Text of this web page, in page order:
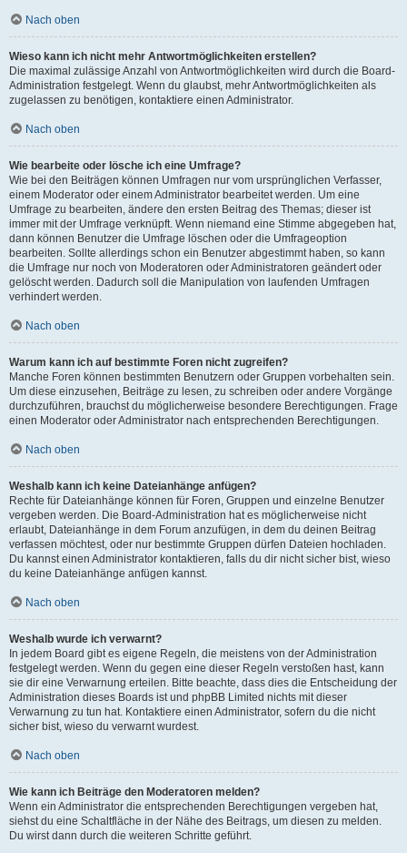
Nach oben
Wieso kann ich nicht mehr Antwortmöglichkeiten erstellen?
Die maximal zulässige Anzahl von Antwortmöglichkeiten wird durch die Board-
Administration festgelegt. Wenn du glaubst, mehr Antwortmöglichkeiten als
zugelassen zu benötigen, kontaktiere einen Administrator.
Nach oben
Wie bearbeite oder lösche ich eine Umfrage?
Wie bei den Beiträgen können Umfragen nur vom ursprünglichen Verfasser,
einem Moderator oder einem Administrator bearbeitet werden. Um eine
Umfrage zu bearbeiten, ändere den ersten Beitrag des Themas; dieser ist
immer mit der Umfrage verknüpft. Wenn niemand eine Stimme abgegeben hat,
dann können Benutzer die Umfrage löschen oder die Umfrageoption
bearbeiten. Sollte allerdings schon ein Benutzer abgestimmt haben, so kann
die Umfrage nur noch von Moderatoren oder Administratoren geändert oder
gelöscht werden. Dadurch soll die Manipulation von laufenden Umfragen
verhindert werden.
Nach oben
Warum kann ich auf bestimmte Foren nicht zugreifen?
Manche Foren können bestimmten Benutzern oder Gruppen vorbehalten sein.
Um diese einzusehen, Beiträge zu lesen, zu schreiben oder andere Vorgänge
durchzuführen, brauchst du möglicherweise besondere Berechtigungen. Frage
einen Moderator oder Administrator nach entsprechenden Berechtigungen.
Nach oben
Weshalb kann ich keine Dateianhänge anfügen?
Rechte für Dateianhänge können für Foren, Gruppen und einzelne Benutzer
vergeben werden. Die Board-Administration hat es möglicherweise nicht
erlaubt, Dateianhänge in dem Forum anzufügen, in dem du deinen Beitrag
verfassen möchtest, oder nur bestimmte Gruppen dürfen Dateien hochladen.
Du kannst einen Administrator kontaktieren, falls du dir nicht sicher bist, wieso
du keine Dateianhänge anfügen kannst.
Nach oben
Weshalb wurde ich verwarnt?
In jedem Board gibt es eigene Regeln, die meistens von der Administration
festgelegt werden. Wenn du gegen eine dieser Regeln verstoßen hast, kann
sie dir eine Verwarnung erteilen. Bitte beachte, dass dies die Entscheidung der
Administration dieses Boards ist und phpBB Limited nichts mit dieser
Verwarnung zu tun hat. Kontaktiere einen Administrator, sofern du die nicht
sicher bist, wieso du verwarnt wurdest.
Nach oben
Wie kann ich Beiträge den Moderatoren melden?
Wenn ein Administrator die entsprechenden Berechtigungen vergeben hat,
siehst du eine Schaltfläche in der Nähe des Beitrags, um diesen zu melden.
Du wirst dann durch die weiteren Schritte geführt.